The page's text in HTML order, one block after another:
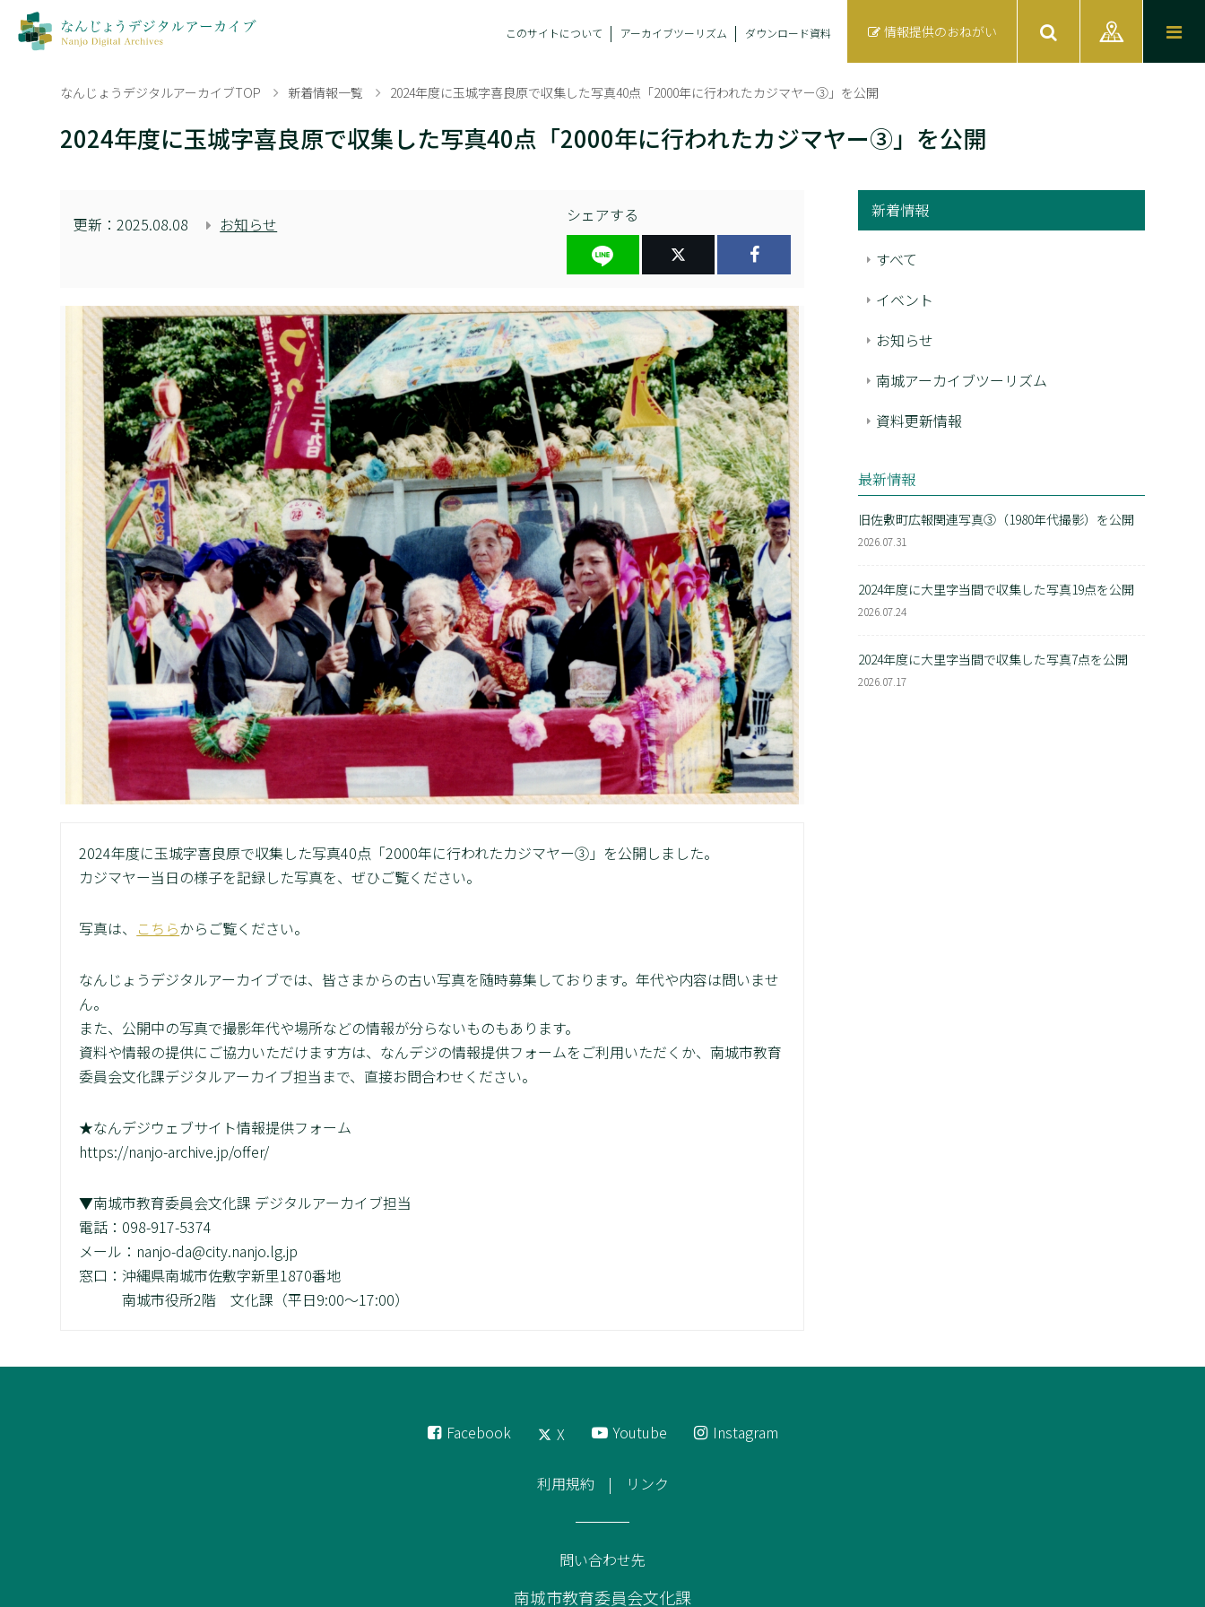
このサイトについて アーカイブツーリズム ダウンロード資料 情報提供のおねがい
なんじょうデジタルアーカイブTOP 新着情報一覧 2024年度に玉城字喜良原で収集した写真40点「2000年に行われたカジマヤー③」を公開
2024年度に玉城字喜良原で収集した写真40点「2000年に行われたカジマヤー③」を公開
更新：2025.08.08 お知らせ シェアする
2024年度に玉城字喜良原で収集した写真40点「2000年に行われたカジマヤー③」を公開しました。
カジマヤー当日の様子を記録した写真を、ぜひご覧ください。
写真は、 こちらからご覧ください。
なんじょうデジタルアーカイブでは、皆さまからの古い写真を随時募集しております。年代や内容は問いませ
ん。
また、公開中の写真で撮影年代や場所などの情報が分らないものもあります。
資料や情報の提供にご協力いただけます方は、なんデジの情報提供フォームをご利用いただくか、南城市教育
委員会文化課デジタルアーカイブ担当まで、直接お問合わせください。
★なんデジウェブサイト情報提供フォーム
https://nanjo-archive.jp/offer/
▼南城市教育委員会文化課 デジタルアーカイブ担当
電話：098-917-5374
メール：nanjo-da@city.nanjo.lg.jp
窓口：沖縄県南城市佐敷字新里1870番地
南城市役所2階 文化課（平日9:00～17:00）
新着情報
すべて
イベント
お知らせ
南城アーカイブツーリズム
資料更新情報
最新情報
旧佐敷町広報関連写真③（1980年代撮影）を公開
2026.07.31
2024年度に大里字当間で収集した写真19点を公開
2026.07.24
2024年度に大里字当間で収集した写真7点を公開
2026.07.17
Facebook X Youtube Instagram
利用規約 リンク
問い合わせ先
南城市教育委員会文化課